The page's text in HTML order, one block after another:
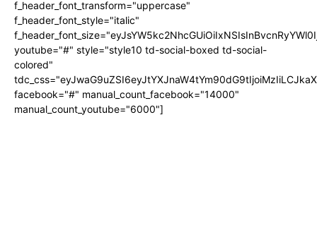
f_header_font_transform="uppercase"
f_header_font_style="italic"
youtube="#" style="style10 td-social-boxed td-social-
colored"
facebook="#" manual_count_facebook="14000"
manual_count_youtube="6000"]